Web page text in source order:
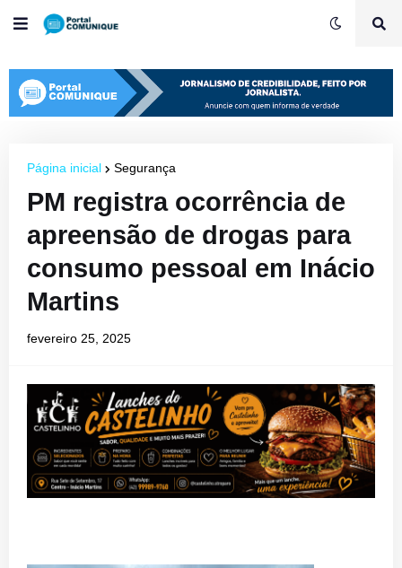
Página inicial Segurança
PM registra ocorrência de
apreensão de drogas para
consumo pessoal em Inácio
Martins
fevereiro 25, 2025